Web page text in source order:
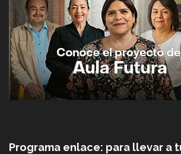
Programa enlace: para llevar a